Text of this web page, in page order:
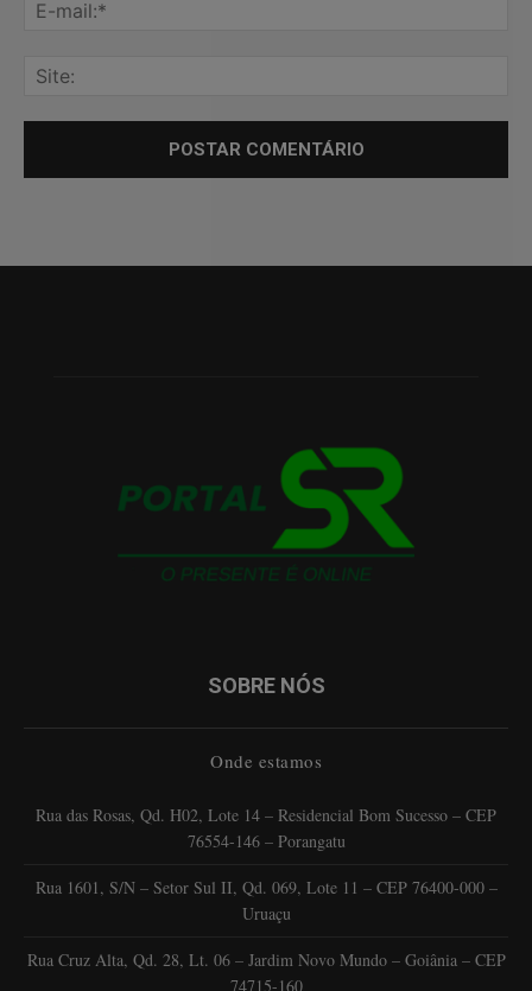
SOBRE NÓS
Onde estamos
Rua das Rosas, Qd. H02, Lote 14 – Residencial Bom Sucesso – CEP
76554-146 – Porangatu
Rua 1601, S/N – Setor Sul II, Qd. 069, Lote 11 – CEP 76400-000 –
Uruaçu
Rua Cruz Alta, Qd. 28, Lt. 06 – Jardim Novo Mundo – Goiânia – CEP
74715-160